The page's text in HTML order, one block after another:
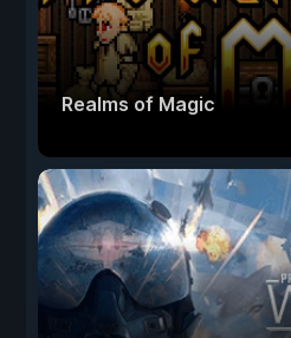
Realms of Magic